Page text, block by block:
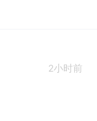
2小时前